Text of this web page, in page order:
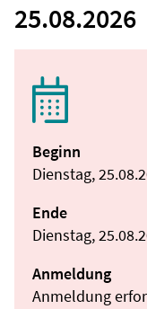
25.08.2026
Beginn
Dienstag,
Ende
Dienstag,
Anmeldung
Anmeldung